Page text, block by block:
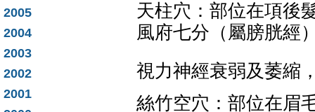
2005
2004
2003
2002
2001
天柱穴：部位在項後
風府七分（屬膀胱經
視力神經衰弱及萎縮
絲竹空穴：部位在眉